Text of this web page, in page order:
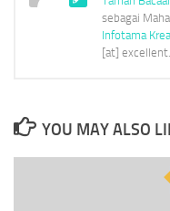
sebagai
Infotama
[at]
YOU MAY ALSO